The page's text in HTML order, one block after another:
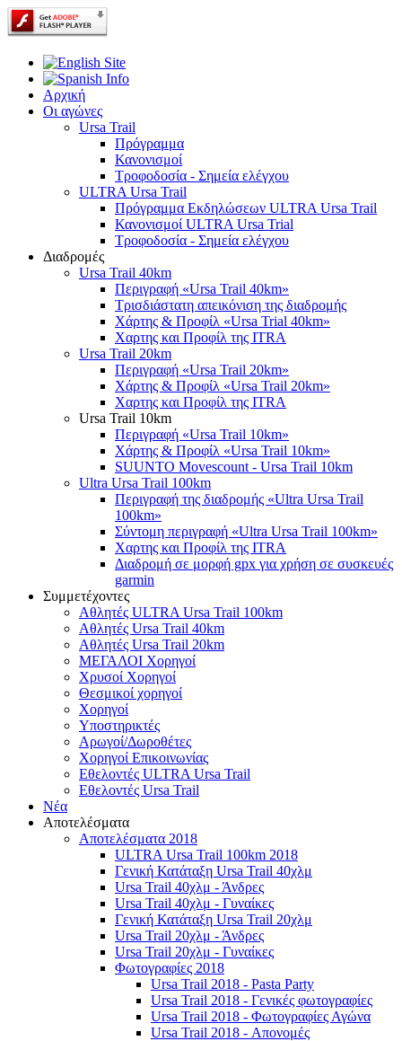
Αρχική
Οι αγώνες
Ursa Trail
Πρόγραμμα
Κανονισμοί
Τροφοδοσία - Σημεία ελέγχου
ULTRA Ursa Trail
Πρόγραμμα Εκδηλώσεων ULTRA Ursa Trail
Κανονισμοί ULTRA Ursa Trial
Τροφοδοσία - Σημεία ελέγχου
Διαδρομές
Ursa Trail 40km
Περιγραφή «Ursa Trail 40km»
Τρισδιάστατη απεικόνιση της διαδρομής
Χάρτης & Προφίλ «Ursa Trial 40km»
Χαρτης και Προφίλ της ITRA
Ursa Trail 20km
Περιγραφή «Ursa Trail 20km»
Χάρτης & Προφίλ «Ursa Trail 20km»
Χαρτης και Προφίλ της ITRA
Ursa Trail 10km
Περιγραφή «Ursa Trail 10km»
Χάρτης & Προφίλ «Ursa Trail 10km»
SUUNTO Movescount - Ursa Trail 10km
Ultra Ursa Trail 100km
Περιγραφή της διαδρομής «Ultra Ursa Trail
100km»
Σύντομη περιγραφή «Ultra Ursa Trail 100km»
Χαρτης και Προφίλ της ITRA
Διαδρομή σε μορφή gpx για χρήση σε συσκευές
garmin
Συμμετέχοντες
Αθλητές ULTRA Ursa Trail 100km
Αθλητές Ursa Trail 40km
Αθλητές Ursa Trail 20km
ΜΕΓΑΛΟΙ Χορηγοί
Χρυσοί Χορηγοί
Θεσμικοί χορηγοί
Χορηγοί
Υποστηρικτές
Αρωγοί/Δωροθέτες
Χορηγοί Επικοινωνίας
Εθελοντές ULTRA Ursa Trail
Εθελοντές Ursa Trail
Νέα
Αποτελέσματα
Αποτελέσματα 2018
ULTRA Ursa Trail 100km 2018
Γενική Κατάταξη Ursa Trail 40χλμ
Ursa Trail 40χλμ - Άνδρες
Ursa Trail 40χλμ - Γυναίκες
Γενική Κατάταξη Ursa Trail 20χλμ
Ursa Trail 20χλμ - Άνδρες
Ursa Trail 20χλμ - Γυναίκες
Φωτογραφίες 2018
Ursa Trail 2018 - Pasta Party
Ursa Trail 2018 - Γενικές φωτογραφίες
Ursa Trail 2018 - Φωτογραφίες Αγώνα
Ursa Trail 2018 - Απονομές